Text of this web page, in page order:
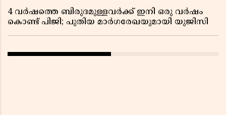
4 വർഷത്തെ ബിരുദമുള്ളവർക്ക് ഇനി ഒരു വർഷം
കൊണ്ട് പിജി; പുതിയ മാർഗരേഖയുമായി യുജിസി